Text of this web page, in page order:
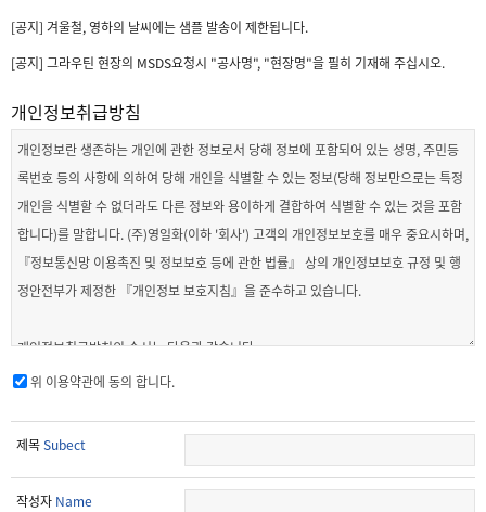
[공지] 겨울철, 영하의 날씨에는 샘플 발송이 제한됩니다.
[공지] 그라우틴 현장의 MSDS요청시 "공사명", "현장명"을 필히 기재해 주십시오.
개인정보취급방침
위 이용약관에 동의 합니다.
제목Subect
작성자 Name